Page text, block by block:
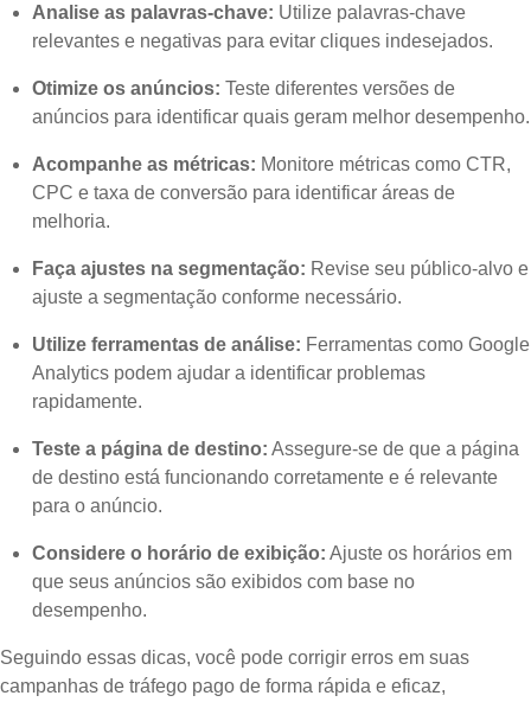
Analise as palavras-chave: Utilize palavras-chave
relevantes e negativas para evitar cliques indesejados.
Otimize os anúncios: Teste diferentes versões de
anúncios para identificar quais geram melhor desempenho.
Acompanhe as métricas: Monitore métricas como CTR,
CPC e taxa de conversão para identificar áreas de
melhoria.
Faça ajustes na segmentação: Revise seu público-alvo e
ajuste a segmentação conforme necessário.
Utilize ferramentas de análise: Ferramentas como Google
Analytics podem ajudar a identificar problemas
rapidamente.
Teste a página de destino: Assegure-se de que a página
de destino está funcionando corretamente e é relevante
para o anúncio.
Considere o horário de exibição: Ajuste os horários em
que seus anúncios são exibidos com base no
desempenho.
Seguindo essas dicas, você pode corrigir erros em suas
campanhas de tráfego pago de forma rápida e eficaz,